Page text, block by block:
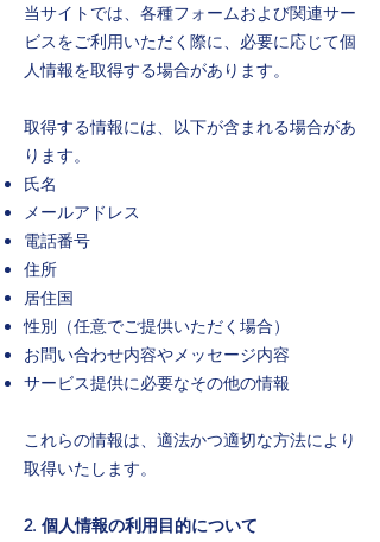
当サイトでは、各種フォームおよび関連サー
ビスをご利用いただく際に、必要に応じて個
人情報を取得する場合があります。
取得する情報には、以下が含まれる場合があ
ります。
氏名
メールアドレス
電話番号
住所
居住国
性別（任意でご提供いただく場合）
お問い合わせ内容やメッセージ内容
サービス提供に必要なその他の情報
これらの情報は、適法かつ適切な方法により
取得いたします。
2. 個人情報の利用目的について